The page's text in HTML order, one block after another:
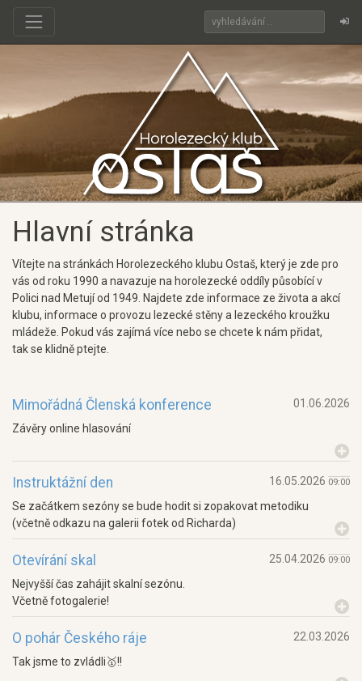
Hlavní stránka
Vítejte na stránkách Horolezeckého klubu Ostaš, který je zde pro
vás od roku 1990 a navazuje na horolezecké oddíly působící v
Polici nad Metují od 1949. Najdete zde informace ze života a akcí
klubu, informace o provozu lezecké stěny a lezeckého kroužku
mládeže. Pokud vás zajímá více nebo se chcete k nám přidat,
tak se klidně ptejte.
Mimořádná Členská konference
01.06.2026
Závěry online hlasování
Instruktážní den 16.05.2026 09:00
Se začátkem sezóny se bude hodit si zopakovat metodiku
(včetně odkazu na galerii fotek od Richarda)
Otevírání skal 25.04.2026 09:00
Nejvyšší čas zahájit skalní sezónu.
Včetně fotogalerie!
O pohár Českého ráje
22.03.2026
Tak jsme to zvládli🥇!!